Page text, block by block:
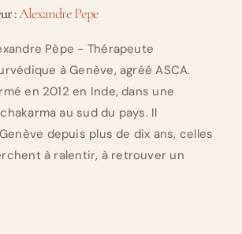
:Alexandre Pepe
Pèpe - Thérapeute
à Genève, agréé ASCA.
en 2012 en Inde, dans une
au sud du pays. Il
depuis plus de dix ans, celles
à ralentir, à retrouver un